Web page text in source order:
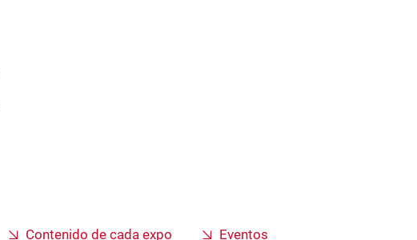
Contenido de cada expo
Eventos